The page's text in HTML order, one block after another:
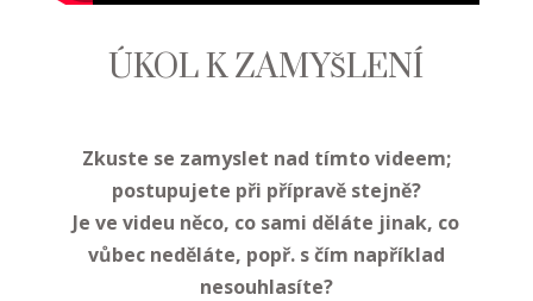
ÚKOL K ZAMYŠLENÍ
Zkuste se zamyslet nad tímto videem;
postupujete při přípravě stejně?
Je ve videu něco, co sami děláte jinak, co
vůbec neděláte, popř. s čím například
nesouhlasíte?